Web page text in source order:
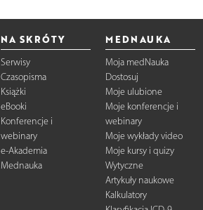
NA SKRÓTY
Serwisy
Czasopisma
Książki
eBooki
Konferencje i
webinary
e-Akademia
Mednauka
MEDNAUKA
Moja medNauka
Dostosuj
Moje ulubione
Moje konferencje i
webinary
Moje wykłady video
Moje kursy i quizy
Wytyczne
Artykuły naukowe
Kalkulatory